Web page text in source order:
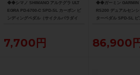
◆◆シマノ SHIMANO アルテグラ ULT
EGRA PD-6700-C SPD-SL カーボン ビ
ンディングペダル（サイクルパラダイ
7,700円
◆◆ガーミン GARMIN
RS200 デュアルセン
ターペダル SPD-SL
86,900